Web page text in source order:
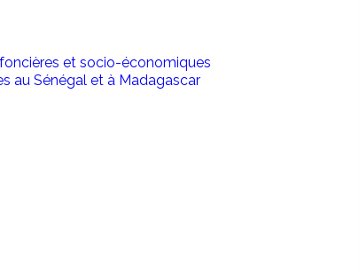
et socio-économiques
au Sénégal et à Madagascar